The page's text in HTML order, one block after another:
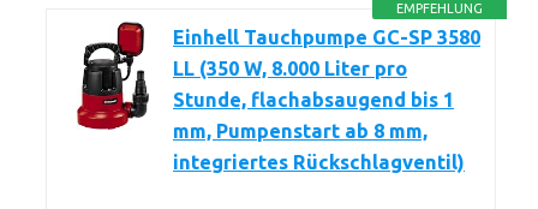
EMPFEHLUNG
Einhell Tauchpumpe GC-SP 3580
LL (350 W, 8.000 Liter pro
Stunde, flachabsaugend bis 1
mm, Pumpenstart ab 8 mm,
integriertes Rückschlagventil)